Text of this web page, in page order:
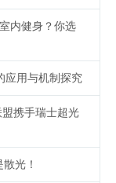
内健身？你选
应用与机制探究
携手瑞士超光
光！